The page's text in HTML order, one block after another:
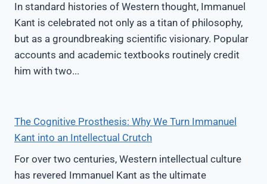
In standard histories of Western thought, Immanuel
Kant is celebrated not only as a titan of philosophy,
but as a groundbreaking scientific visionary. Popular
accounts and academic textbooks routinely credit
him with two...
The Cognitive Prosthesis: Why We Turn Immanuel
Kant into an Intellectual Crutch
For over two centuries, Western intellectual culture
has revered Immanuel Kant as the ultimate